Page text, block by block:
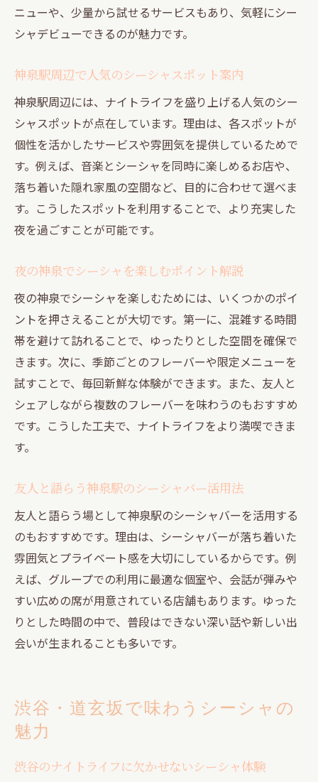
説
リラックス空間を探すならシーシャが最適
の魅力
シーシャがもたらす癒やしとナイトライフ
充実術
心地よいシーシャ空間で過ごす理想の夜時
間
忙しい毎日にシーシャで得るリフレッシュ
体験
落ち着いた雰囲気のシーシャで心も体もリ
探し方
夜のひとときに彩り添えるシーシャ体験
夜のひとときを豊かにするシーシャの楽し
み方
シーシャが生み出す特別なナイトライフの
時間
シーシャで夜の時間をもっと有意義に楽し
む秘訣
ナイトライフ初心者にも人気のシーシャ体
験
友人と過ごす渋谷のシーシャナイトライフ
友人同士で楽しむ渋谷シーシャナイトの魅
力
シーシャが深める渋谷でのコミュニケーシ
渋谷の夜を彩るシーシャ体験のすすめ
シャ活用法
ニューや、少量から試せるサービスもあり、気軽にシー
シャデビューできるのが魅力です。
神泉駅周辺で人気のシーシャスポット案内
神泉駅周辺には、ナイトライフを盛り上げる人気のシー
シャスポットが点在しています。理由は、各スポットが
個性を活かしたサービスや雰囲気を提供しているためで
す。例えば、音楽とシーシャを同時に楽しめるお店や、
落ち着いた隠れ家風の空間など、目的に合わせて選べま
す。こうしたスポットを利用することで、より充実した
夜を過ごすことが可能です。
夜の神泉でシーシャを楽しむポイント解説
夜の神泉でシーシャを楽しむためには、いくつかのポイ
ントを押さえることが大切です。第一に、混雑する時間
帯を避けて訪れることで、ゆったりとした空間を確保で
きます。次に、季節ごとのフレーバーや限定メニューを
試すことで、毎回新鮮な体験ができます。また、友人と
シェアしながら複数のフレーバーを味わうのもおすすめ
です。こうした工夫で、ナイトライフをより満喫できま
す。
友人と語らう神泉駅のシーシャバー活用法
友人と語らう場として神泉駅のシーシャバーを活用する
のもおすすめです。理由は、シーシャバーが落ち着いた
雰囲気とプライベート感を大切にしているからです。例
えば、グループでの利用に最適な個室や、会話が弾みや
すい広めの席が用意されている店舗もあります。ゆった
りとした時間の中で、普段はできない深い話や新しい出
会いが生まれることも多いです。
渋谷・道玄坂で味わうシーシャの
魅力
渋谷のナイトライフに欠かせないシーシャ体験